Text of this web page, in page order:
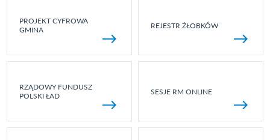
PROJEKT CYFROWA
GMINA
REJESTR ŻŁOBKÓW
RZĄDOWY FUNDUSZ
POLSKI ŁAD
SESJE RM ONLINE